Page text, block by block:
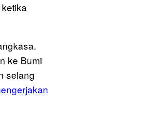
ke Bumi
selang